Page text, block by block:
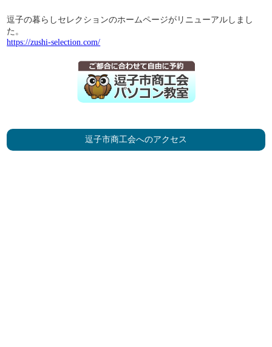
逗子の暮らしセレクションのホームページがリニューアルしまし
た。
https://zushi-selection.com/
逗子市商工会へのアクセス